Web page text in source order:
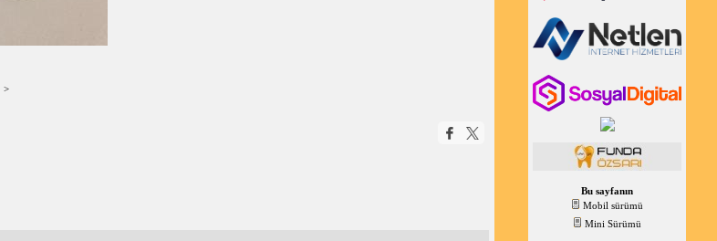
>
Bu sayfanın
Mobil sürümü
Mini Sürümü